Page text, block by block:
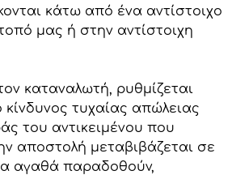
κάτω από ένα αντίστοιχο
μας ή στην αντίστοιχη
καταναλωτή, ρυθμίζεται
τυχαίας απώλειας
του αντικειμένου που
αποστολή μεταβιβάζεται σε
αγαθά παραδοθούν,